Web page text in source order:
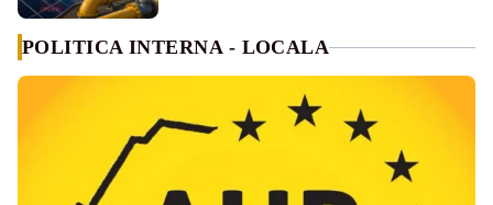
POLITICA INTERNA - LOCALA